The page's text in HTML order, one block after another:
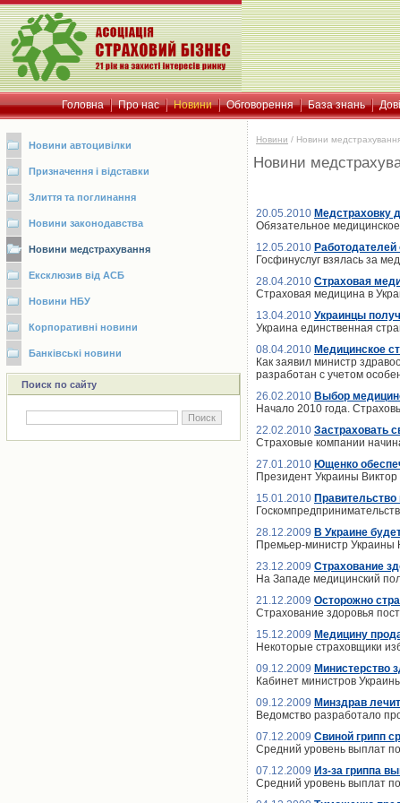
Головна Про нас Новини Обговорення База знань
Новини автоцивілки
Призначення і відставки
Злиття та поглинання
Новини законодавства
Новини медстрахування
Ексклюзив від АСБ
Новини НБУ
Корпоративні новини
Банківські новини
Поиск по сайту
Новини / Новини
Новини
20.05.2010 Медстраховку
Обязательное
12.05.2010
Госфинуслуг взялась за
28.04.2010 Страховая
Страховая медицина в
13.04.2010 Украинцы
Украина единственная
08.04.2010 Медицинское
Как заявил министр
разработан с учетом
26.02.2010 Выбор
Начало 2010 года.
22.02.2010 Застраховать
Страховые компании
27.01.2010 Ющенко
Президент Украины
15.01.2010
28.12.2009 В Украине
Премьер-министр Украины
23.12.2009 Страхование
На Западе медицинский
21.12.2009 Осторожно
Страхование здоровья
15.12.2009 Медицину
Некоторые страховщики
09.12.2009 Министерство
Кабинет министров
09.12.2009 Минздрав
Ведомство разработало
07.12.2009 Свиной грипп
Средний уровень выплат
07.12.2009 Из-за гриппа
Средний уровень выплат